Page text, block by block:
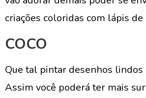
criações coloridas com lápis de
COCO
Que tal pintar desenhos lindos
Assim você poderá ter mais